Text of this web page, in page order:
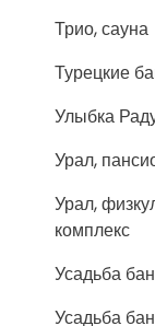
Трио, сауна
Турецкие
Улыбка
Урал,
Урал,
комплекс
Усадьба
Усадьба